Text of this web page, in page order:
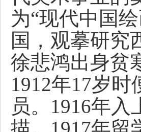
为“现代中国
国，观摹研究
徐悲鸿出身贫
1912年17岁
员。1916年